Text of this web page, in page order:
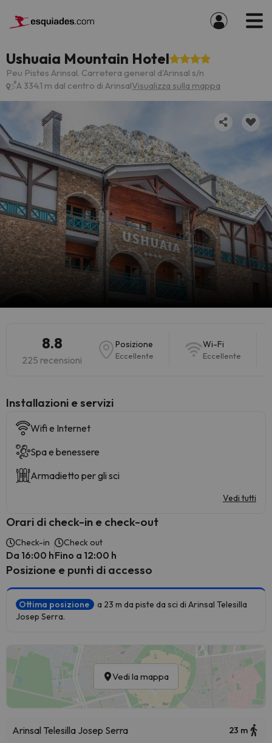
Ushuaia Mountain Hotel
Peu Pistes Arinsal. Carretera general d'Arinsal s/n
A 334.1 m dal centro di ArinsalVisualizza sulla mappa
8.8
225 recensioni
Posizione
Eccellente
Wi-Fi
Eccellente
Installazioni e servizi
Wifi e Internet
Spa e benessere
Armadietto per gli sci
Vedi tutti
Orari di check-in e check-out
Check-in
Da 16:00 h
Check out
Fino a 12:00 h
Posizione e punti di accesso
Ottima posizione
a 23 m da piste da sci di Arinsal Telesilla
Josep Serra.
Vedi la mappa
Arinsal Telesilla Josep Serra 23 m